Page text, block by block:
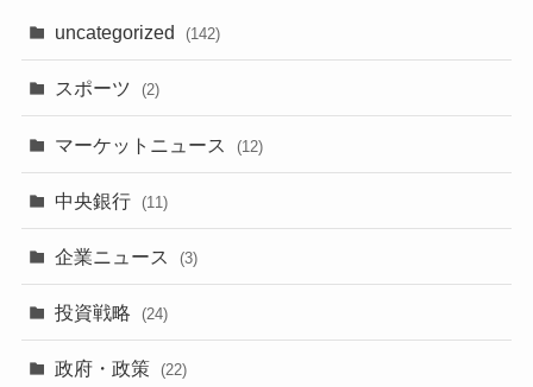
uncategorized (142)
スポーツ (2)
マーケットニュース (12)
中央銀行 (11)
企業ニュース (3)
投資戦略 (24)
政府・政策 (22)